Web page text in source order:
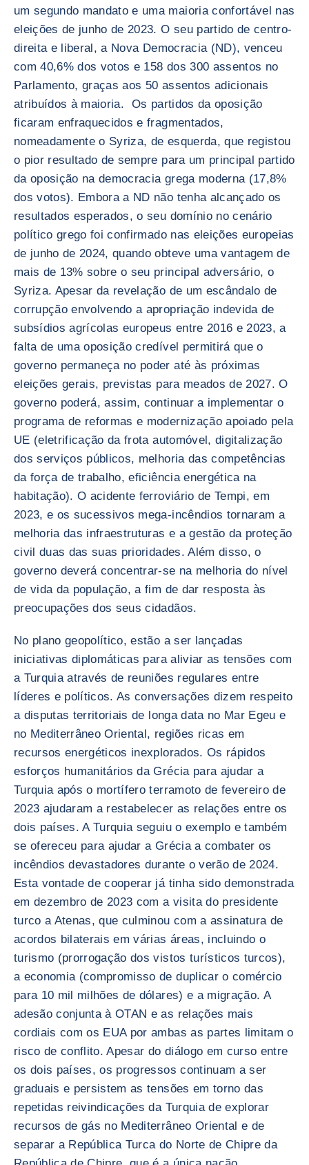
um segundo mandato e uma maioria confortável nas
eleições de junho de 2023. O seu partido de centro-
direita e liberal, a Nova Democracia (ND), venceu
com 40,6% dos votos e 158 dos 300 assentos no
Parlamento, graças aos 50 assentos adicionais
atribuídos à maioria. Os partidos da oposição
ficaram enfraquecidos e fragmentados,
nomeadamente o Syriza, de esquerda, que registou
o pior resultado de sempre para um principal partido
da oposição na democracia grega moderna (17,8%
dos votos). Embora a ND não tenha alcançado os
resultados esperados, o seu domínio no cenário
político grego foi confirmado nas eleições europeias
de junho de 2024, quando obteve uma vantagem de
mais de 13% sobre o seu principal adversário, o
Syriza. Apesar da revelação de um escândalo de
corrupção envolvendo a apropriação indevida de
subsídios agrícolas europeus entre 2016 e 2023, a
falta de uma oposição credível permitirá que o
governo permaneça no poder até às próximas
eleições gerais, previstas para meados de 2027. O
governo poderá, assim, continuar a implementar o
programa de reformas e modernização apoiado pela
UE (eletrificação da frota automóvel, digitalização
dos serviços públicos, melhoria das competências
da força de trabalho, eficiência energética na
habitação). O acidente ferroviário de Tempi, em
2023, e os sucessivos mega-incêndios tornaram a
melhoria das infraestruturas e a gestão da proteção
civil duas das suas prioridades. Além disso, o
governo deverá concentrar-se na melhoria do nível
de vida da população, a fim de dar resposta às
preocupações dos seus cidadãos.
No plano geopolítico, estão a ser lançadas
iniciativas diplomáticas para aliviar as tensões com
a Turquia através de reuniões regulares entre
líderes e políticos. As conversações dizem respeito
a disputas territoriais de longa data no Mar Egeu e
no Mediterrâneo Oriental, regiões ricas em
recursos energéticos inexplorados. Os rápidos
esforços humanitários da Grécia para ajudar a
Turquia após o mortífero terramoto de fevereiro de
2023 ajudaram a restabelecer as relações entre os
dois países. A Turquia seguiu o exemplo e também
se ofereceu para ajudar a Grécia a combater os
incêndios devastadores durante o verão de 2024.
Esta vontade de cooperar já tinha sido demonstrada
em dezembro de 2023 com a visita do presidente
turco a Atenas, que culminou com a assinatura de
acordos bilaterais em várias áreas, incluindo o
turismo (prorrogação dos vistos turísticos turcos),
a economia (compromisso de duplicar o comércio
para 10 mil milhões de dólares) e a migração. A
adesão conjunta à OTAN e as relações mais
cordiais com os EUA por ambas as partes limitam o
risco de conflito. Apesar do diálogo em curso entre
os dois países, os progressos continuam a ser
graduais e persistem as tensões em torno das
repetidas reivindicações da Turquia de explorar
recursos de gás no Mediterrâneo Oriental e de
separar a República Turca do Norte de Chipre da